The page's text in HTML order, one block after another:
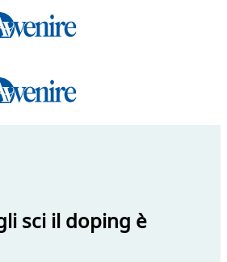
sci il doping è